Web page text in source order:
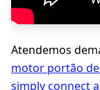
Atendemos
motor portão
simply connect